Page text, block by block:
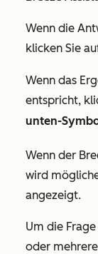
Wenn die
klicken Sie
Wenn das
entspricht,
unten-
Wenn der
wird
angezeigt.
Um die
oder